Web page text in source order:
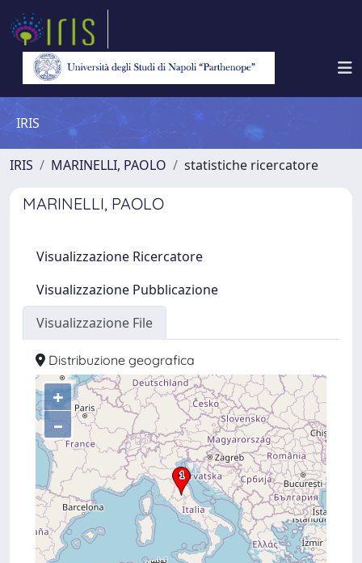
IRIS
IRIS MARINELLI, PAOLO statistiche ricercatore
MARINELLI, PAOLO
Visualizzazione Ricercatore
Visualizzazione Pubblicazione
Visualizzazione File
Distribuzione geografica
+
–